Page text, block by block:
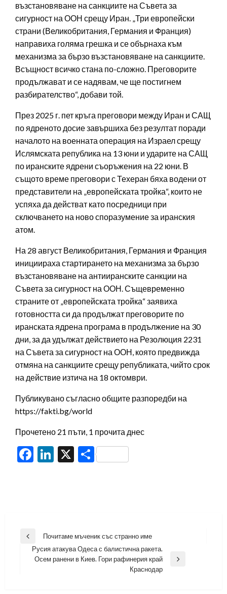
възстановяване на санкциите на Съвета за
сигурност на ООН срещу Иран. „Три европейски
страни (Великобритания, Германия и Франция)
направиха голяма грешка и се обърнаха към
механизма за бързо възстановяване на санкциите.
Всъщност всичко стана по-сложно. Преговорите
продължават и се надявам, че ще постигнем
разбирателство“, добави той.
През 2025 г. пет кръга преговори между Иран и САЩ
по ядреното досие завършиха без резултат поради
началото на военната операция на Израел срещу
Ислямската република на 13 юни и ударите на САЩ
по иранските ядрени съоръжения на 22 юни. В
същото време преговори с Техеран бяха водени от
представители на „европейската тройка“, които не
успяха да действат като посредници при
сключването на ново споразумение за иранския
атом.
На 28 август Великобритания, Германия и Франция
инициираха стартирането на механизма за бързо
възстановяване на антииранските санкции на
Съвета за сигурност на ООН. Същевременно
страните от „европейската тройка“ заявиха
готовността си да продължат преговорите по
иранската ядрена програма в продължение на 30
дни, за да удължат действието на Резолюция 2231
на Съвета за сигурност на ООН, която предвижда
отмяна на санкциите срещу републиката, чийто срок
на действие изтича на 18 октомври.
Публикувано съгласно общите разпоредби на
https://fakti.bg/world
Прочетено 21 пъти, 1 прочита днес
Facebook
LinkedIn
X Share
Навигация
Previous
Post
Почитаме мъченик със странно име
Next
Русия атакува Одеса с балистична ракета.
Осем ранени в Киев. Гори рафинерия край
Краснодар